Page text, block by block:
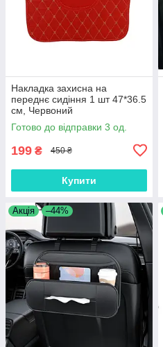
Накладка захисна на
переднє сидіння 1 шт 47*36.5
см, Червоний
Готово до відправки 3 од.
199 ₴ 450 ₴
Купити
Акція –44%